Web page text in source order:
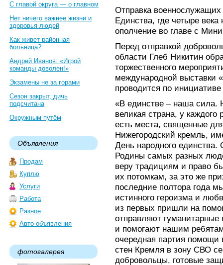
С главой округа — о главном
Нет ничего важнее жизни и
здоровья людей
Как живет районная
больница?
Андрей Иванов: «Игрой
команды доволен!»
Экзамены не за горами
Сезон закрыт, дичь
подсчитана
Окружным путём
Объявления
Продам
Куплю
Услуги
Работа
Разное
Авто-объявления
фотогалерея
Отправка
Единства, где четыре
ополчение во главе с
Перед отправкой
области Глеб Никитин
торжественного
международной выставки
проводится по
«В единстве – наша сила.
великая страна, у
есть места, священные
Нижегородский кремль,
День народного
Родины самых разных
веру традициям и право
их потомкам, за это же
последние полтора года
истинного героизма и
из первых пришли на
отправляют гуманитарные
и помогают нашим
очередная партия помощи
стен Кремля в зону СВО
добровольцы, готовые